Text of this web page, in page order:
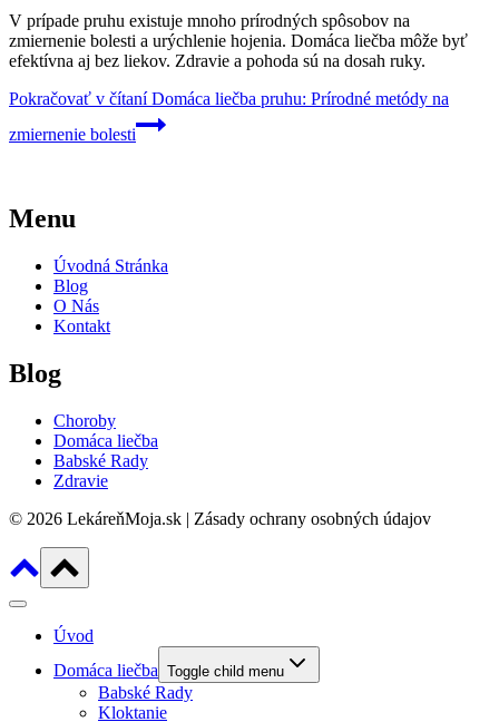
V prípade pruhu existuje mnoho prírodných spôsobov na
zmiernenie bolesti a urýchlenie hojenia. Domáca liečba môže byť
efektívna aj bez liekov. Zdravie a pohoda sú na dosah ruky.
Pokračovať v čítaníDomáca liečba pruhu: Prírodné metódy na
zmiernenie bolesti
Menu
Úvodná Stránka
Blog
O Nás
Kontakt
Blog
Choroby
Domáca liečba
Babské Rady
Zdravie
© 2026 LekáreňMoja.sk | Zásady ochrany osobných údajov
Úvod
Domáca liečba Toggle child menu
Babské Rady
Kloktanie